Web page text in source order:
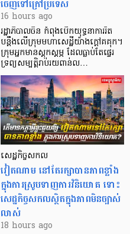
ចេញទៅក្រៅប្រទេស
16 hours ago
រដ្ឋាភិបាលចិន កំពុងបើកយុទ្ធនាការរឹត
បន្តឹងលើក្រុមមហាសេដ្ឋី​យ៉ាង​ក្ដៅគគុក។
​ក្រុមអ្នកមានស្ដុកស្ដម្ភ ដែល​ធ្លាប់​តែផ្ទេរ
ទ្រព្យសម្បត្តិរាប់រយពាន់ល…
សេដ្ឋកិច្ចសកល
វៀតណាម នៅតែរក្សាបានភាពខ្លាំង
ក្នុងការស្រូបទាញការវិនិយោគ​ ទោះ
សេដ្ឋកិច្ចសកលស្ថិតក្នុងភាពមិនច្បាស់
លាស់
18 hours ago